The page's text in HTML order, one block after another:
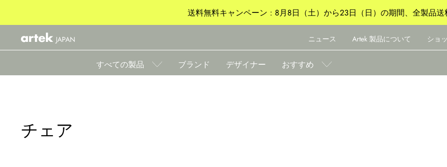
送料無料キャンペーン : 8月8日（土）から23日（日）の期間、全製品
JAPAN ニュース Artek 製品について ショ
すべての製品 ブランド デザイナー おすすめ
チェア